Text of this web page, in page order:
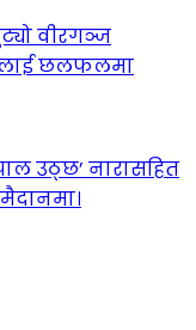
वीरगञ्ज
छलफलमा
उठ्छ’ नारासहित